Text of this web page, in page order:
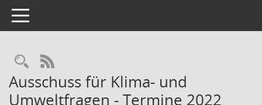
Toggle navigation
RSS-Feed
Ausschuss für Klima- und
Umweltfragen - Termine 2022